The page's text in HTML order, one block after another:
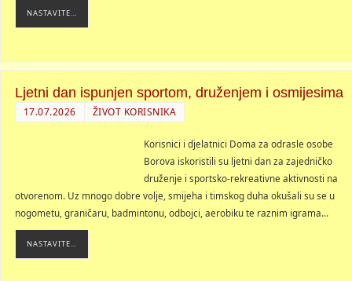
NASTAVITE…
Ljetni dan ispunjen sportom, druženjem i osmijesima
17.07.2026 ŽIVOT KORISNIKA
Korisnici i djelatnici Doma za odrasle osobe
Borova iskoristili su ljetni dan za zajedničko
druženje i sportsko-rekreativne aktivnosti na
otvorenom. Uz mnogo dobre volje, smijeha i timskog duha okušali su se u
nogometu, graničaru, badmintonu, odbojci, aerobiku te raznim igrama…
NASTAVITE…